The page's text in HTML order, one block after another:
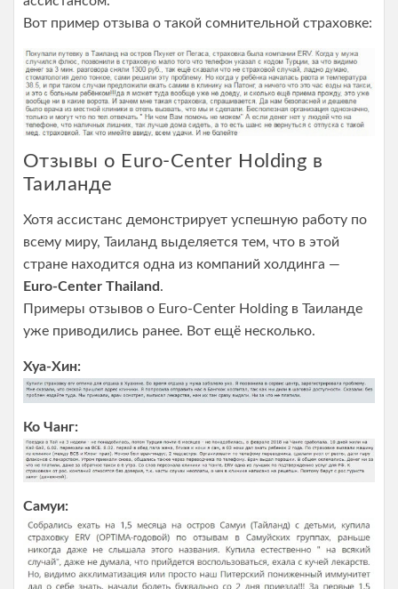
Вот пример отзыва о такой сомнительной страховке:
Отзывы о Euro-Center Holding в
Таиланде
Хотя ассистанс демонстрирует успешную работу по
всему миру, Таиланд выделяется тем, что в этой
стране находится одна из компаний холдинга —
Euro-Center Thailand.
Примеры отзывов о Euro-Center Holding в Таиланде
уже приводились ранее. Вот ещё несколько.
Хуа-Хин:
Ко Чанг:
Самуи: